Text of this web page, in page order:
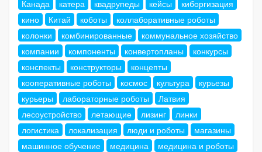
Канада
катера квадрупеды кейсы
киборгизация
кино
Китай коботы
коллаборативные роботы
колонки
комбинированные
коммунальное хозяйство
компании
компоненты конвертопланы
конкурсы
конспекты
конструкторы
концепты
кооперативные роботы
космос культура
курьезы
курьеры
лабораторные роботы
Латвия
лесоустройство
летающие лизинг
линки
логистика
локализация люди и роботы
магазины
машинное обучение
медицина
медицина и роботы